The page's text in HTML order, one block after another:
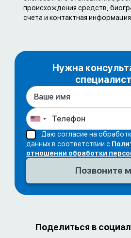
происхождения средств,
счета и контактная информация
Нужна
Даю согласие на
данных в соответствии с
отношении обработки
Поделиться в